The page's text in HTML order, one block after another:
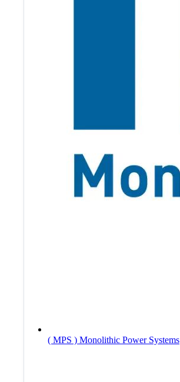
( MPS ) Monolithic Power Systems